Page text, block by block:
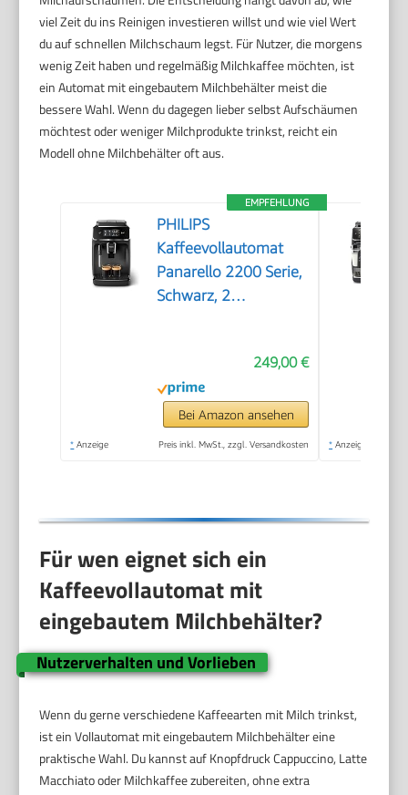
viel Zeit du ins Reinigen investieren willst und wie viel Wert
du auf schnellen Milchschaum legst. Für Nutzer, die morgens
wenig Zeit haben und regelmäßig Milchkaffee möchten, ist
ein Automat mit eingebautem Milchbehälter meist die
bessere Wahl. Wenn du dagegen lieber selbst Aufschäumen
möchtest oder weniger Milchprodukte trinkst, reicht ein
Modell ohne Milchbehälter oft aus.
EMPFEHLUNG
PHILIPS
Kaffeevollautomat
Panarello 2200 Serie,
Schwarz, 2
249,00 €
Bei Amazon ansehen
* Anzeige Preis inkl. MwSt., zzgl. Versandkosten * Anzeige
Für wen eignet sich ein
Kaffeevollautomat mit
eingebautem Milchbehälter?
Nutzerverhalten und Vorlieben
Wenn du gerne verschiedene Kaffeearten mit Milch trinkst,
ist ein Vollautomat mit eingebautem Milchbehälter eine
praktische Wahl. Du kannst auf Knopfdruck Cappuccino, Latte
Macchiato oder Milchkaffee zubereiten, ohne extra